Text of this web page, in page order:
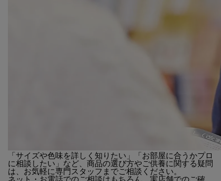
「サイズや色味を詳しく知りたい」「お部屋に合うかプロ
に相談したい」など、商品の選び方やご供養に関する疑問
は、お気軽に専門スタッフまでご相談ください。